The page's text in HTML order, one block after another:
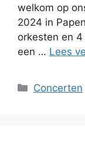
welkom op
2024 in
orkesten en
een … Lees
Categorieën
Concerten